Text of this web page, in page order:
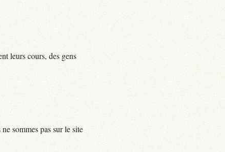
leurs cours, des gens
sommes pas sur le site